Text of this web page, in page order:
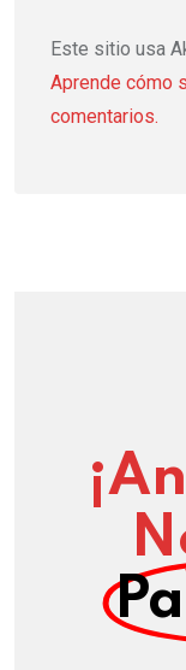
Este sitio usa
Aprende cómo
comentarios.